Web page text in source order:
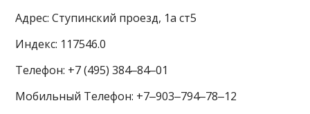
Адрес: Ступинский проезд, 1а ст5
Индекс: 117546.0
Телефон: +7 (495) 384‒84‒01
Мобильный Телефон: +7‒903‒794‒78‒12